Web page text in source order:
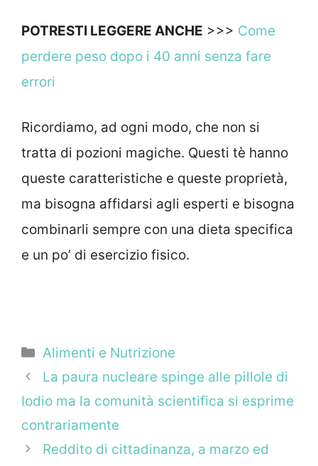
POTRESTI LEGGERE ANCHE >>> Come
perdere peso dopo i 40 anni senza fare
errori
Ricordiamo, ad ogni modo, che non si
tratta di pozioni magiche. Questi tè hanno
queste caratteristiche e queste proprietà,
ma bisogna affidarsi agli esperti e bisogna
combinarli sempre con una dieta specifica
e un po’ di esercizio fisico.
Categorie
Alimenti e Nutrizione
La paura nucleare spinge alle pillole di
Iodio ma la comunità scientifica si esprime
contrariamente
Reddito di cittadinanza, a marzo ed